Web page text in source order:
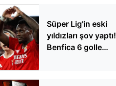
Süper Lig'in eski
yıldızları şov yaptı!
Benfica 6 golle